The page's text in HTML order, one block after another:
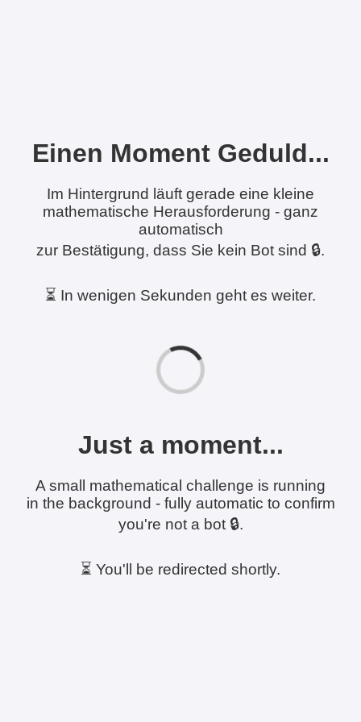
Einen Moment Geduld...
Im Hintergrund läuft gerade eine kleine
mathematische Herausforderung - ganz
automatisch
zur Bestätigung, dass Sie kein Bot sind 🔒.
⏳ In wenigen Sekunden geht es weiter.
Just a moment...
A small mathematical challenge is running
in the background - fully automatic to confirm
you're not a bot 🔒.
⏳ You'll be redirected shortly.